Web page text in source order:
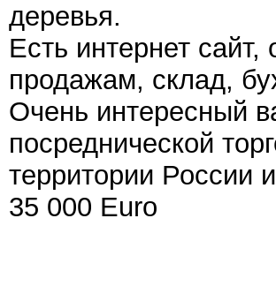
деревья.
Есть интернет
продажам, склад,
Очень интересный
посреднической
территории России
35 000 Euro